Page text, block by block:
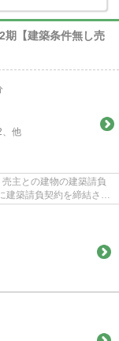
期【建築条件無し売
、他
主との建物の建築請負
築請負契約を締結され